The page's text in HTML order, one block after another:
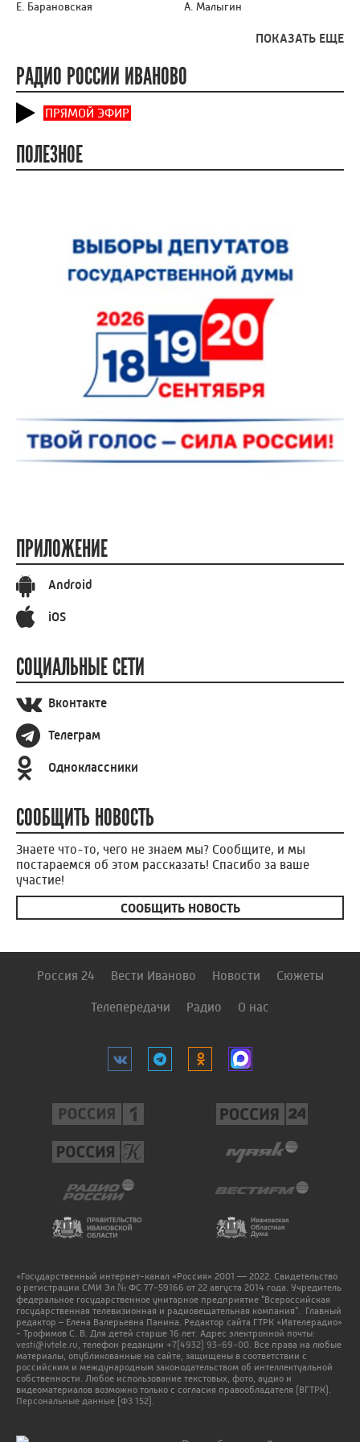
Е. Барановская А. Малыгин
ПОКАЗАТЬ ЕЩЕ
РАДИО РОССИИ ИВАНОВО
ПРЯМОЙ ЭФИР
ПОЛЕЗНОЕ
ПРИЛОЖЕНИЕ
Android
iOS
СОЦИАЛЬНЫЕ СЕТИ
Вконтакте
Телеграм
Одноклассники
СООБЩИТЬ НОВОСТЬ
Знаете что-то, чего не знаем мы? Сообщите, и мы
постараемся об этом рассказать! Спасибо за ваше
участие!
СООБЩИТЬ НОВОСТЬ
Россия 24 Вести Иваново Новости Сюжеты
Телепередачи Радио О нас
«Государственный интернет-канал «Россия» 2001 — 2022. Свидетельство
о регистрации СМИ Эл № ФС 77-59166 от 22 августа 2014 года. Учредитель
федеральное государственное унитарное предприятие "Всероссийская
государственная телевизионная и радиовещательная компания". Главный
редактор – Елена Валерьевна Панина. Редактор сайта ГТРК «Ивтелерадио»
- Трофимов С. В. Для детей старше 16 лет. Адрес электронной почты:
vesti@ivtele.ru , телефон редакции +7(4932) 93-69-00 . Все права на любые
материалы, опубликованные на сайте, защищены в соответствии с
российским и международным законодательством об интеллектуальной
собственности. Любое использование текстовых, фото, аудио и
видеоматериалов возможно только с согласия правообладателя (ВГТРК).
Персональные данные (ФЗ 152).